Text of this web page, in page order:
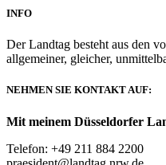
INFO
Der Landtag besteht aus den
allgemeiner, gleicher,
NEHMEN SIE KONTAKT AUF:
Mit meinem Düsseldorfer
Telefon: +49 211 884 2200